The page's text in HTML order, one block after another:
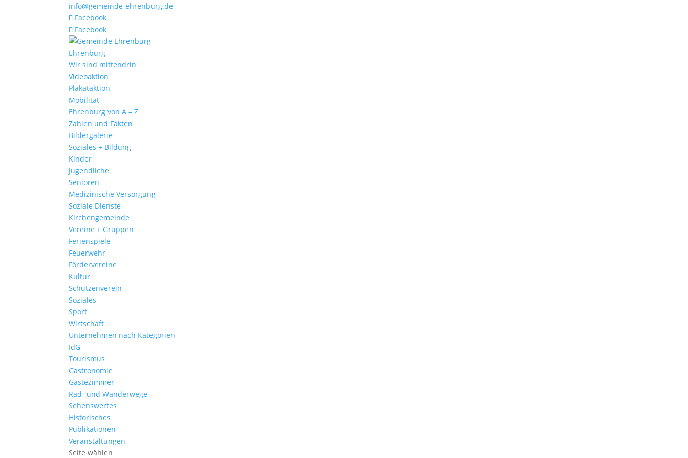
info@gemeinde-ehrenburg.de
Facebook
Facebook
Ehrenburg
Wir sind mittendrin
Videoaktion
Plakataktion
Mobilität
Ehrenburg von A – Z
Zahlen und Fakten
Bildergalerie
Soziales + Bildung
Kinder
Jugendliche
Senioren
Medizinische Versorgung
Soziale Dienste
Kirchengemeinde
Vereine + Gruppen
Ferienspiele
Feuerwehr
Fördervereine
Kultur
Schützenverein
Soziales
Sport
Wirtschaft
Unternehmen nach Kategorien
IdG
Tourismus
Gastronomie
Gästezimmer
Rad- und Wanderwege
Sehenswertes
Historisches
Publikationen
Veranstaltungen
Seite wählen